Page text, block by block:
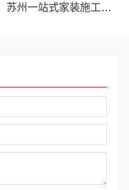
一站式家装施工团队毛坯房